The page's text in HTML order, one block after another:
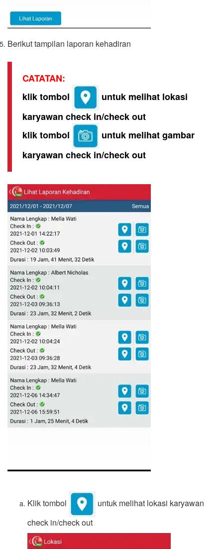
Berikut tampilan laporan kehadiran
CATATAN:
klik tombol
untuk melihat lokasi
karyawan check in/check out
klik tombol
untuk melihat gambar
karyawan check in/check out
Klik tombol
untuk melihat lokasi karyawan
check in/check out